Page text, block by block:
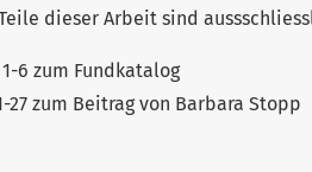
dieser Arbeit sind
6 zum Fundkatalog
27 zum Beitrag von Barbara Stopp